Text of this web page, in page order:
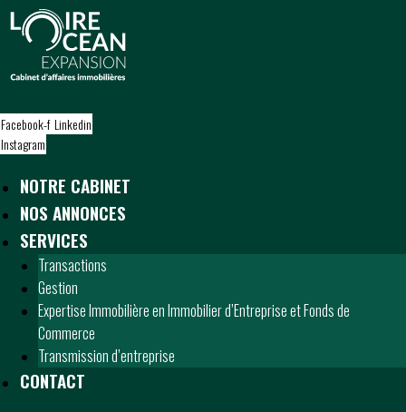
o
c
o
t
e
t
Facebook-f Linkedin
Instagram
NOTRE CABINET
NOS ANNONCES
SERVICES
Transactions
Gestion
Expertise Immobilière en Immobilier d’Entreprise et Fonds de
Commerce
Transmission d’entreprise
CONTACT